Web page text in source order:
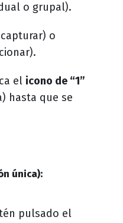
o grupal).
o
el icono de “1”
hasta que se
única):
pulsado el